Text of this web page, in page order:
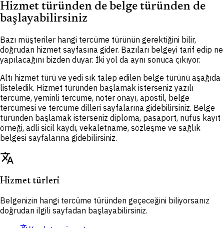
Hizmet türünden de belge türünden de
başlayabilirsiniz
Bazı müşteriler hangi tercüme türünün gerektiğini bilir,
doğrudan hizmet sayfasına gider. Bazıları belgeyi tarif edip ne
yapılacağını bizden duyar. İki yol da aynı sonuca çıkıyor.
Altı hizmet türü ve yedi sık talep edilen belge türünü aşağıda
listeledik. Hizmet türünden başlamak isterseniz yazılı
tercüme, yeminli tercüme, noter onayı, apostil, belge
tercümesi ve tercüme dilleri sayfalarına gidebilirsiniz. Belge
türünden başlamak isterseniz diploma, pasaport, nüfus kayıt
örneği, adli sicil kaydı, vekaletname, sözleşme ve sağlık
belgesi sayfalarına gidebilirsiniz.
translate
Hizmet türleri
Belgenizin hangi tercüme türünden geçeceğini biliyorsanız
doğrudan ilgili sayfadan başlayabilirsiniz.